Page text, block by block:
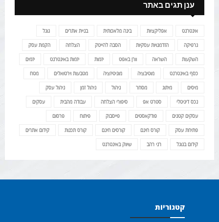
ענן תגים באתר
אינטרנט אפליקציות בינה מלאכותית בניית אתרים גוגל
גרפיקה הזדמנויות עסקיות הסבה להייטק הצלחה הקמת עסק
השקעות השראה וורן באפט יזמות יזמות באינטרנט יזמים
כסף באינטרנט מוטיבציה מוניטיזציה מטבעות וירטואלים מטח
מיסים מיתוג מסחר ניהול ניהול זמן ניהול עסק
נכס דיגיטלי סטרט אפ סיפורי הצלחה עבודה מהבית עסקים
עסקים קטנים פודקאסטים פייסבוק פיתוח פרסום
פתיחת עסק קורס חינם קורסים חינם קורס תכנות קידום אתרים
קידום בגוגל רני רהב שיווק באינטרנט
קטגוריות